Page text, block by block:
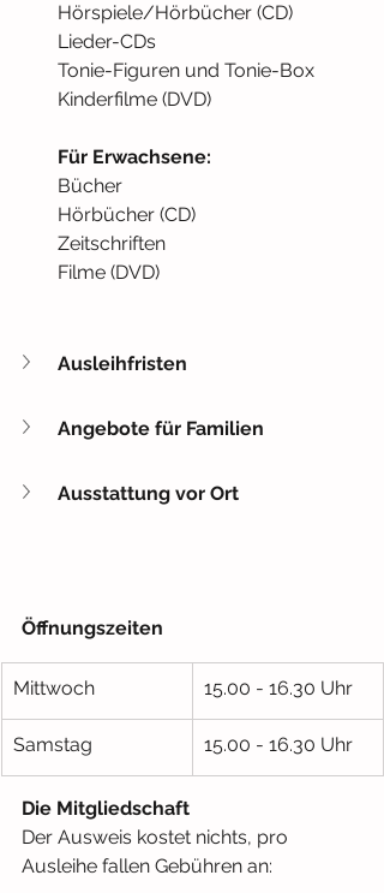
Hörspiele/Hörbücher (CD)
Lieder-CDs
Tonie-Figuren und Tonie-Box
Kinderfilme (DVD)
Für Erwachsene:
Bücher
Hörbücher (CD)
Zeitschriften
Filme (DVD)
Ausleihfristen
Angebote für Familien
Ausstattung vor Ort
Öffnungszeiten
Mittwoch 15.00 - 16.30 Uhr
Samstag 15.00 - 16.30 Uhr
Die Mitgliedschaft
Der Ausweis kostet nichts, pro
Ausleihe fallen Gebühren an: